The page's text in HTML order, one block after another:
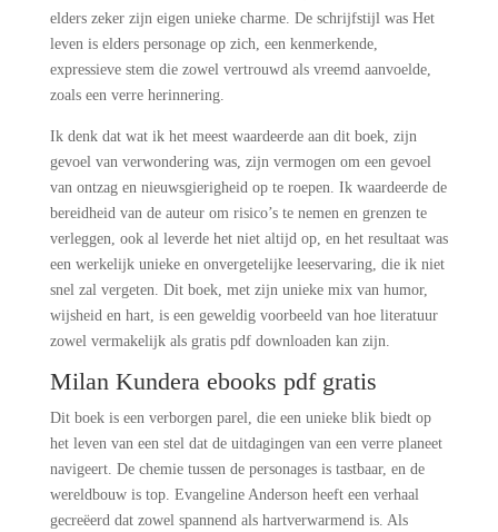
elders zeker zijn eigen unieke charme. De schrijfstijl was Het
leven is elders personage op zich, een kenmerkende,
expressieve stem die zowel vertrouwd als vreemd aanvoelde,
zoals een verre herinnering.
Ik denk dat wat ik het meest waardeerde aan dit boek, zijn
gevoel van verwondering was, zijn vermogen om een gevoel
van ontzag en nieuwsgierigheid op te roepen. Ik waardeerde de
bereidheid van de auteur om risico’s te nemen en grenzen te
verleggen, ook al leverde het niet altijd op, en het resultaat was
een werkelijk unieke en onvergetelijke leeservaring, die ik niet
snel zal vergeten. Dit boek, met zijn unieke mix van humor,
wijsheid en hart, is een geweldig voorbeeld van hoe literatuur
zowel vermakelijk als gratis pdf downloaden kan zijn.
Milan Kundera ebooks pdf gratis
Dit boek is een verborgen parel, die een unieke blik biedt op
het leven van een stel dat de uitdagingen van een verre planeet
navigeert. De chemie tussen de personages is tastbaar, en de
wereldbouw is top. Evangeline Anderson heeft een verhaal
gecreëerd dat zowel spannend als hartverwarmend is. Als